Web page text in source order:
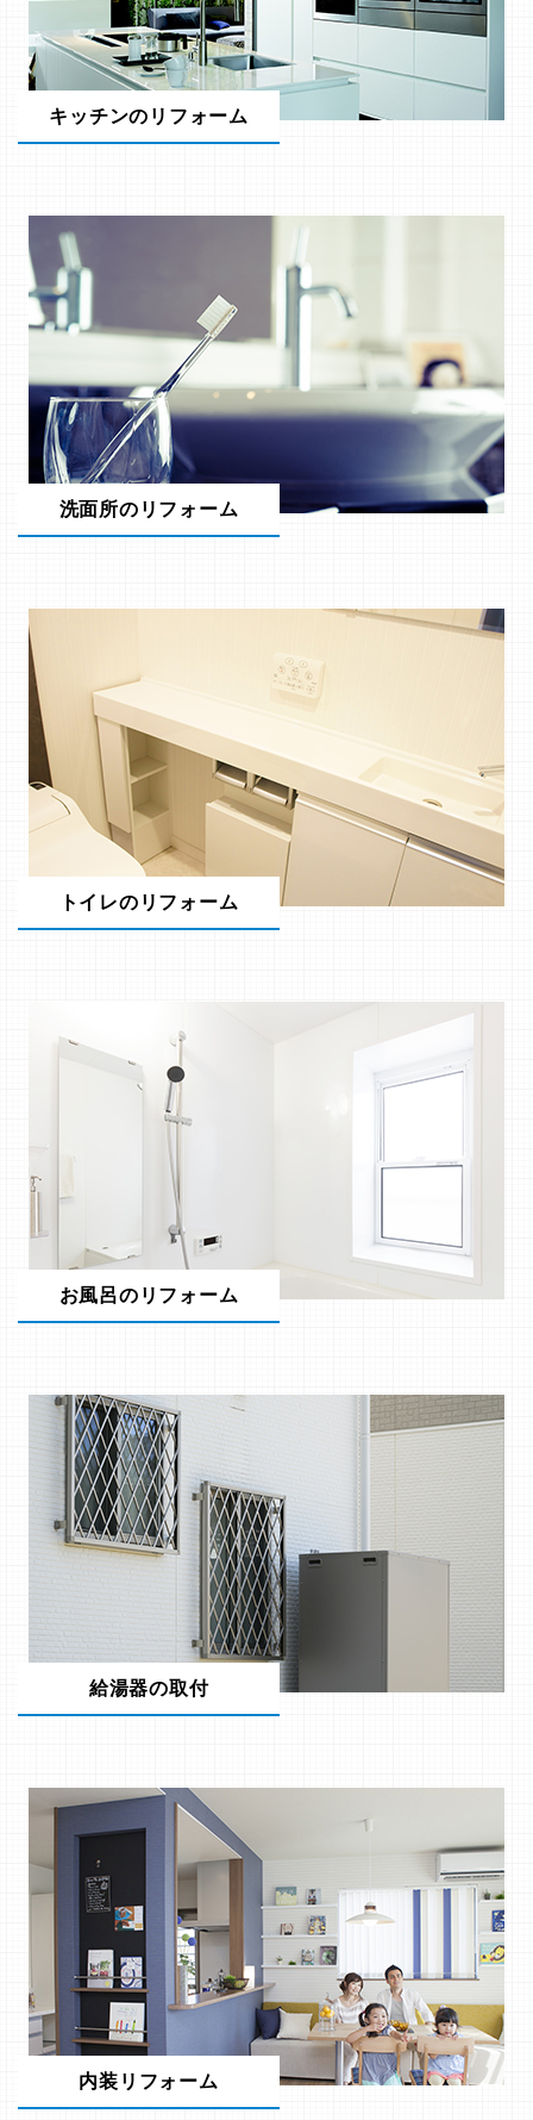
キッチンのリフォーム
洗面所のリフォーム
トイレのリフォーム
お風呂のリフォーム
給湯器の取付
内装リフォーム